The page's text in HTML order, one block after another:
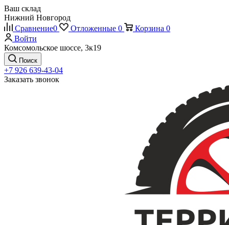
Ваш склад
Нижний Новгород
Сравнение0 Отложенные 0 Корзина 0
Войти
Комсомольское шоссе, 3к19
Поиск
+7 926 639-43-04
Заказать звонок